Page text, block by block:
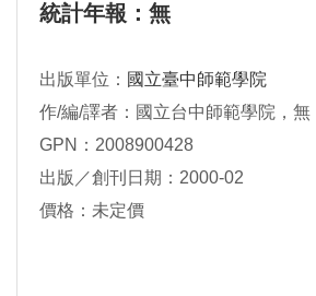
統計年報：無
出版單位： 國立臺中師範學院
作/編/譯者：國立台中師範學院，無
GPN：2008900428
出版／創刊日期：2000-02
價格：未定價